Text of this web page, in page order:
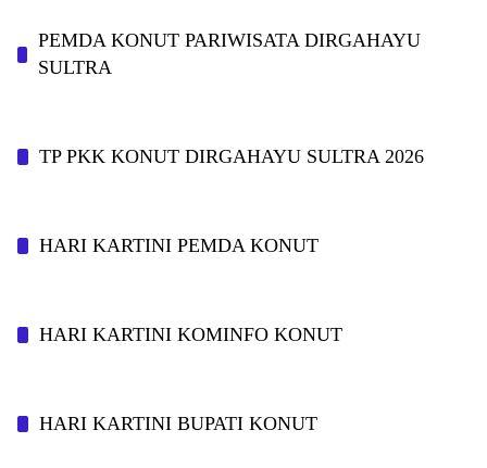
PEMDA KONUT PARIWISATA DIRGAHAYU
SULTRA
TP PKK KONUT DIRGAHAYU SULTRA 2026
HARI KARTINI PEMDA KONUT
HARI KARTINI KOMINFO KONUT
HARI KARTINI BUPATI KONUT